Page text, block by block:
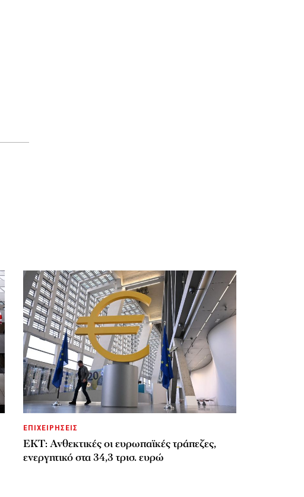
ΕΠΙΧΕΙΡΗΣΕΙΣ
ΕΚΤ: Ανθεκτικές οι ευρωπαϊκές τράπεζες,
ενεργητικό στα 34,3 τρισ. ευρώ